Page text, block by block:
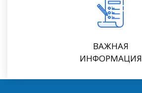
ВАЖНАЯ
ИНФОРМАЦИЯ